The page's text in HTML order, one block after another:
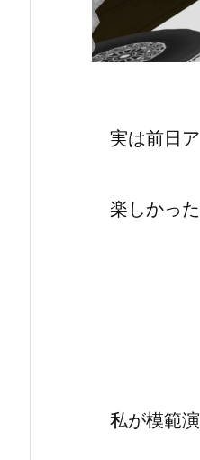
実は前日
楽しかった
私が模範演